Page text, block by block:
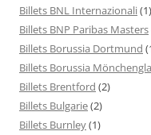
Billets BNL Internazionali(1)
Billets BNP Paribas Masters
Billets Borussia Dortmund
Billets Borussia
Billets Brentford (2)
Billets Bulgarie(2)
Billets Burnley(1)